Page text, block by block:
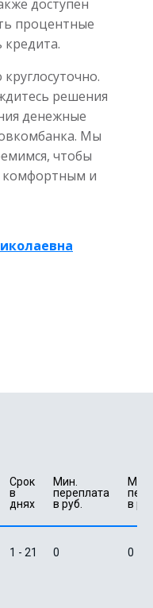
доступен
процентные
кредита.
решения
денежные
Мы
чтобы
комфортным и
Срок
в
днях
Мин.
переплата
в руб.
в
1 - 21 0 0